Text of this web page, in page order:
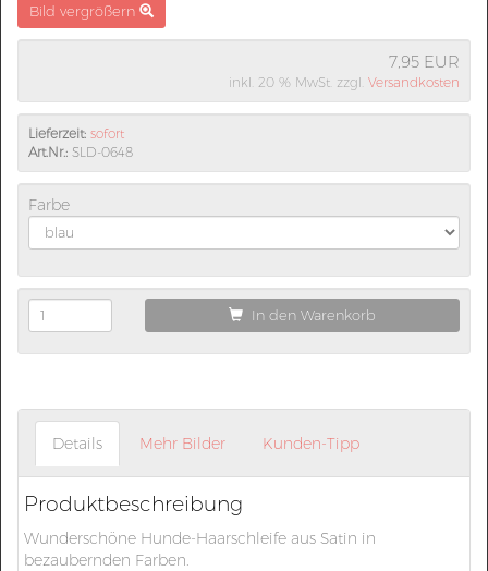
Bild vergrößern
7,95 EUR
inkl. 20 % MwSt. zzgl. Versandkosten
Lieferzeit: sofort
Art.Nr.: SLD-0648
Farbe
In den Warenkorb
Details Mehr Bilder Kunden-Tipp
Produktbeschreibung
Wunderschöne Hunde-Haarschleife aus Satin in
bezaubernden Farben.